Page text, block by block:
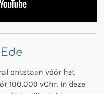
ontstaan vóór het
100.000 vChr. In deze